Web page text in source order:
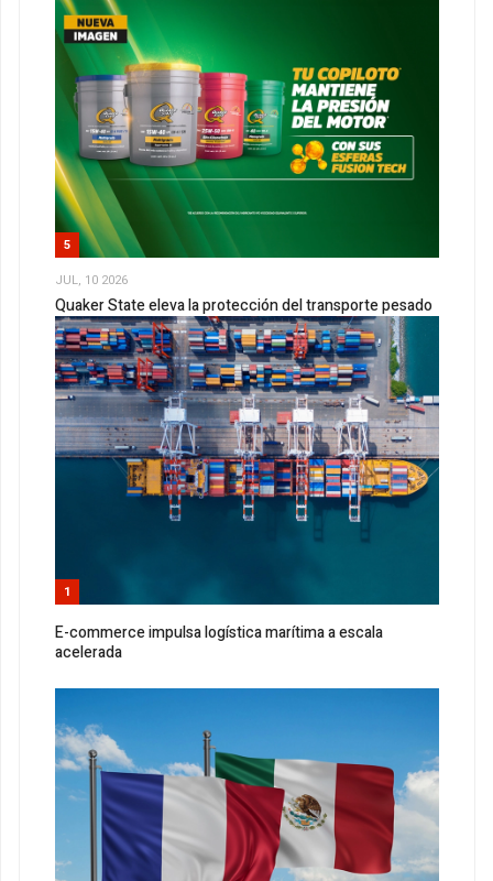
5
JUL, 10 2026
Quaker State eleva la protección del transporte pesado
1
E-commerce impulsa logística marítima a escala
acelerada